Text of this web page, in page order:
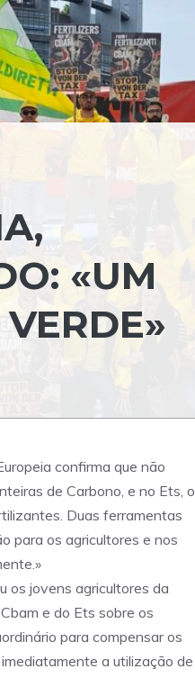
«UM
confirma que não
de Carbono, e no Ets, o
Duas ferramentas
para os agricultores e nos
os jovens agricultores da
e do Ets sobre os
para compensar os
a utilização de